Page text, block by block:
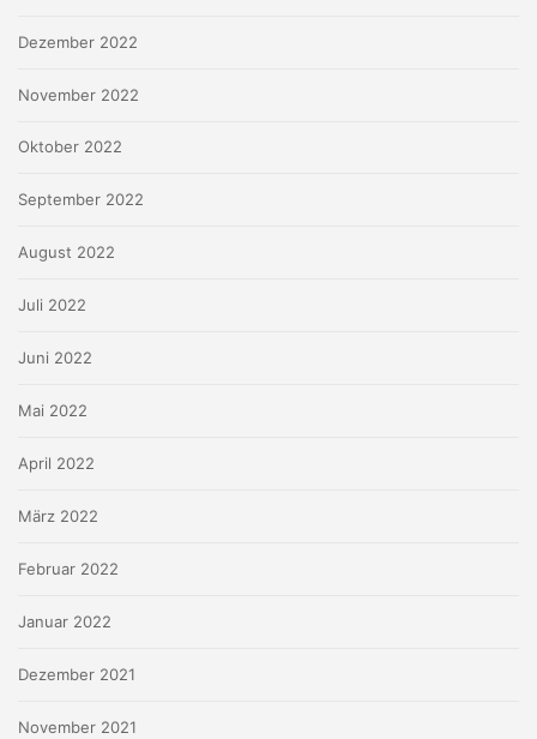
Dezember 2022
November 2022
Oktober 2022
September 2022
August 2022
Juli 2022
Juni 2022
Mai 2022
April 2022
März 2022
Februar 2022
Januar 2022
Dezember 2021
November 2021